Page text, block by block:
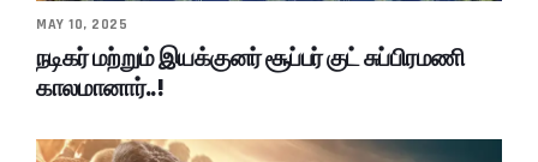
MAY 10, 2025
நடிகர் மற்றும் இயக்குனர் சூப்பர் குட் சுப்பிரமணி
காலமானார்..!